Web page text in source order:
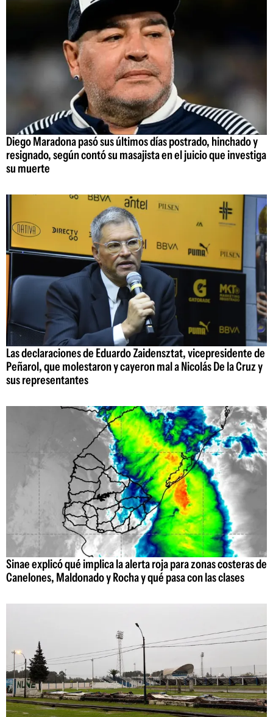
Diego Maradona pasó sus últimos días postrado, hinchado y
resignado, según contó su masajista en el juicio que investiga
su muerte
Las declaraciones de Eduardo Zaidensztat, vicepresidente de
Peñarol, que molestaron y cayeron mal a Nicolás De la Cruz y
sus representantes
Sinae explicó qué implica la alerta roja para zonas costeras de
Canelones, Maldonado y Rocha y qué pasa con las clases